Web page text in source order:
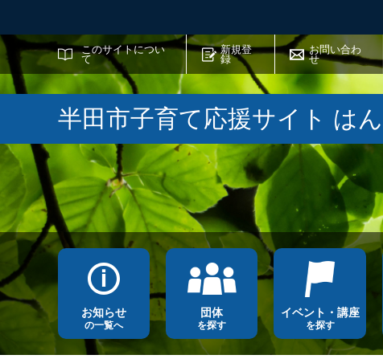
このサイトについ
て
新規登
録
お問い合わ
せ
サイト内検索
半田市子育て応援サイト は
お知らせ
の一覧へ
団体
を探す
イベント・講座
を探す